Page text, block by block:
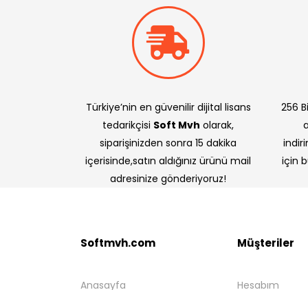
Türkiye’nin en güvenilir dijital lisans
tedarikçisi Soft Mvh olarak,
siparişinizden sonra 15 dakika
içerisinde,satın aldığınız ürünü mail
adresinize gönderiyoruz!
256
için
Softmvh.com
Anasayfa
Müşteriler
Hesabım